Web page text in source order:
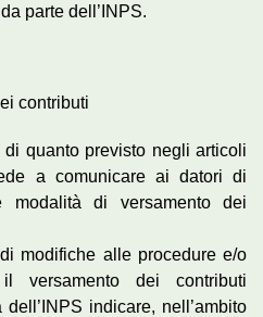
parte dell’INPS.
contributi
di quanto previsto negli articoli
a comunicare ai datori di
modalità di versamento dei
modifiche alle procedure e/o
versamento dei contributi
indicare, nell’ambito